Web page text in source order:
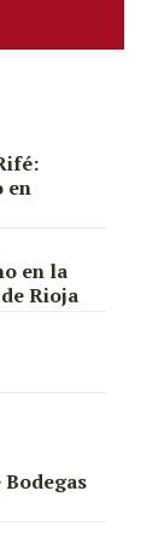
en
en la
Rioja